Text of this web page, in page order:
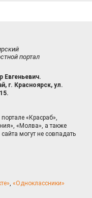
портал
Евгеньевич.
г. Красноярск, ул.
«Красраб»,
«Молва», а также
могут не совпадать
, «Одноклассники»